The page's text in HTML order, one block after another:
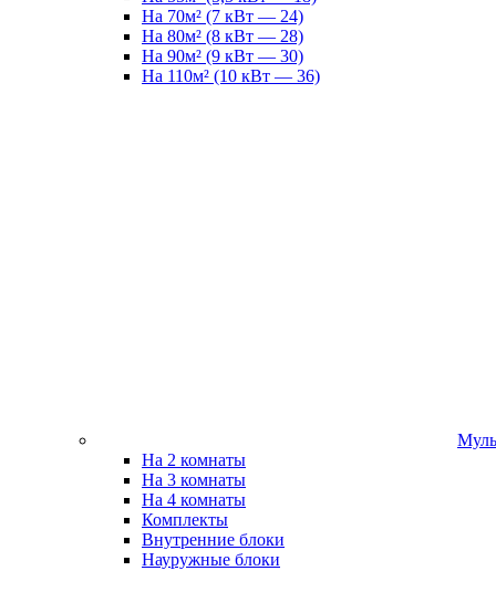
На 70м² (7 кВт — 24)
На 80м² (8 кВт — 28)
На 90м² (9 кВт — 30)
На 110м² (10 кВт — 36)
На 2 комнаты
На 3 комнаты
На 4 комнаты
Комплекты
Внутренние блоки
Науружные блоки